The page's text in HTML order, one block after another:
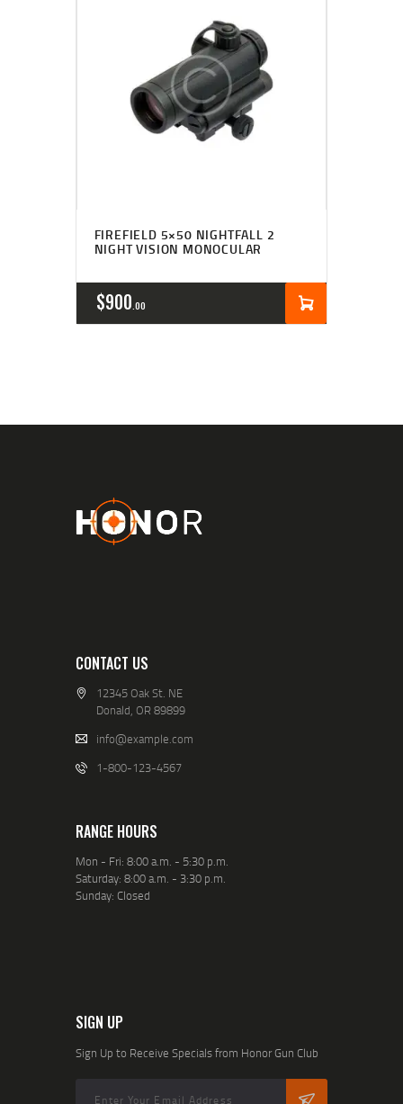
FIREFIELD 5×50 NIGHTFALL 2
NIGHT VISION MONOCULAR
$900 00
CONTACT US
12345 Oak St. NE
Donald, OR 89899
info@example.com
1-800-123-4567
RANGE HOURS
Mon - Fri: 8:00 a.m. - 5:30 p.m.
Saturday: 8:00 a.m. - 3:30 p.m.
Sunday: Closed
SIGN UP
Sign Up to Receive Specials from Honor Gun Club